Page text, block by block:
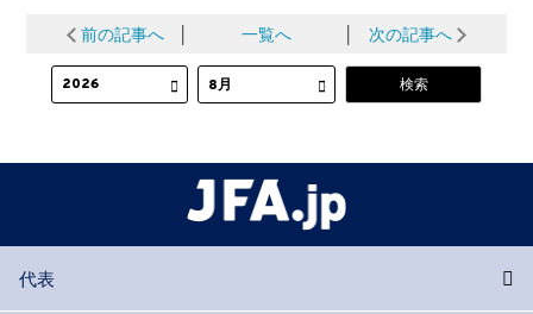
前の記事へ 一覧へ 次の記事へ
代表